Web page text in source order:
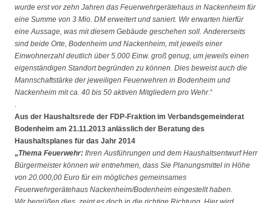
wurde erst vor zehn Jahren das Feuerwehrgerätehaus in Nackenheim für
eine Summe von 3 Mio. DM erweitert und saniert. Wir erwarten hierfür
eine Aussage, was mit diesem Gebäude geschehen soll. Andererseits
sind beide Orte, Bodenheim und Nackenheim, mit jeweils einer
Einwohnerzahl deutlich über 5.000 Einw. groß genug, um jeweils einen
eigenständigen Standort begründen zu können. Dies beweist auch die
Mannschaftstärke der jeweiligen Feuerwehren in Bodenheim und
Nackenheim mit ca. 40 bis 50 aktiven Mitgliedern pro Wehr.“
.
Aus der Haushaltsrede der FDP-Fraktion im Verbandsgemeinderat
Bodenheim am 21.11.2013 anlässlich der Beratung des
Haushaltsplanes für das Jahr 2014
„Thema Feuerwehr: Ihren Ausführungen und dem Haushaltsentwurf Herr
Bürgermeister können wir entnehmen, dass Sie Planungsmittel in Höhe
von 20.000,00 Euro für ein mögliches gemeinsames
Feuerwehrgerätehaus Nackenheim/Bodenheim eingestellt haben.